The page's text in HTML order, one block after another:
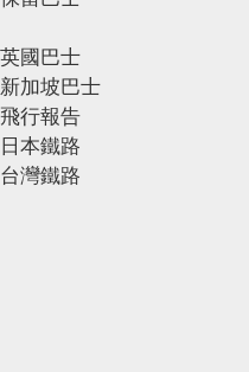
英國巴士
新加坡巴士
飛行報告
日本鐵路
台灣鐵路